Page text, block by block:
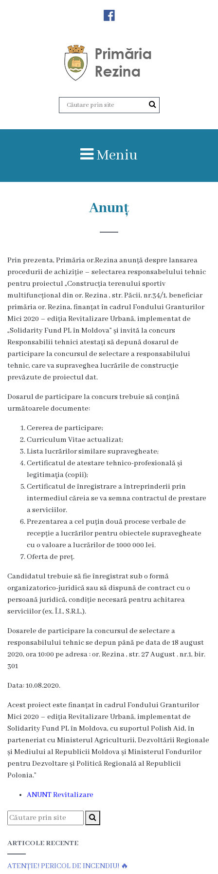
Amalgamare
Zile
de
audiență
Primarul
Aparatul
primăriei
Competențele
Dispozițiile
primarului
Plăți
salariale
încasate
Întreprinderi
Grădinița
nr.1
,,Leagănul
copilăriei”
nr.2
,,Andrieș”
Grădinița
nr.5
,,Bucuria”
Grădinița
nr.6
,,Cocoșelul
de
Aur”
Meniu
Anunț
Prin prezenta, Primăria or.Rezina anunță despre lansarea
procedurii de achiziție – selectarea responsabelului tehnic
pentru proiectul „Construcția terenului sportiv
multifuncțional din or. Rezina , str. Păcii, nr.34/1, beneficiar
primăria or. Rezina, finanțat în cadrul Fondului Granturilor
Mici 2020 – ediția Revitalizare Urbană, implementat de
„Solidarity Fund PL în Moldova” și invită la concurs
Responsabilii tehnici atestați să depună dosarul de
participare la concursul de selectare a responsabilului
tehnic, care va supraveghea lucrările de construcţie
prevăzute de proiectul dat.
Dosarul de participare la concurs trebuie să conțină
următoarele documente:
Cererea de participare;
Curriculum Vitae actualizat;
Lista lucrărilor similare supravegheate;
Certificatul de atestare tehnico-profesională și
legitimaţia (copii);
Certificatul de înregistrare a întreprinderii prin
intermediul căreia se va semna contractul de prestare
a serviciilor.
Prezentarea a cel puțin două procese verbale de
recepție a lucrărilor pentru obiectele supravegheate
cu o valoare a lucrărilor de 1000 000 lei.
Oferta de preț.
Candidatul trebuie să fie înregistrat sub o formă
organizatorico-juridică sau să dispună de contract cu o
persoană juridică, condiție necesară pentru achitarea
serviciilor (ex. Î.I., S.R.L.).
Dosarele de participare la concursul de selectare a
responsabilului tehnic se depun până pe data de 18 august
2020, ora 10:00 pe adresa : or. Rezina , str. 27 August . nr.1, bir.
301
Data: 10.08.2020.
Acest proiect este finanțat în cadrul Fondului Granturilor
Mici 2020 – ediția Revitalizare Urbană, implementat de
Solidarity Fund PL în Moldova, cu suportul Polish Aid, în
parteneriat cu Ministerul Agriculturii, Dezvoltării Regionale
și Mediului al Republicii Moldova și Ministerul Fondurilor
pentru Dezvoltare și Politică Regională al Republicii
Polonia.”
ANUNT Revitalizare
ARTICOLE RECENTE
ATENȚIE! PERICOL DE INCENDIU! 🔥